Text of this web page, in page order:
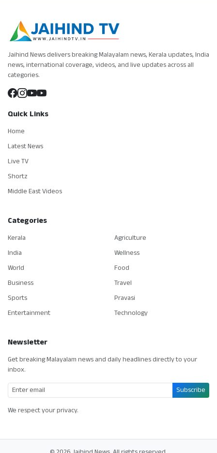
Jaihind News delivers breaking Malayalam news, Kerala updates, India
news, international coverage, videos, and live updates across all
categories.
Quick Links
Home
Latest News
Live TV
Shortz
Middle East Videos
Categories
Kerala
India
World
Business
Sports
Entertainment
Agriculture
Wellness
Food
Travel
Pravasi
Technology
Newsletter
Get breaking Malayalam news and daily headlines directly to your
inbox.
Subscribe
We respect your privacy.